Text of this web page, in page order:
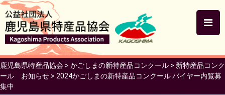
鹿児島県特産品協会 > かごしまの新特産品コンクール > 新特産品コンク
ール お知らせ > 2024かごしまの新特産品コンクール バイヤー内覧募
集中